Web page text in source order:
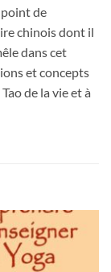
de
chinois dont il
dans cet
et concepts
de la vie et à